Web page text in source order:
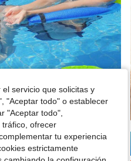
Ahorro de $1.35
servicio que solicitas y
"Aceptar todo" o establecer
"Aceptar todo",
tráfico, ofrecer
tu experiencia
estrictamente